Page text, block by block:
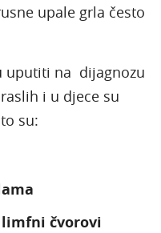
upale grla često
uputiti na dijagnozu
i u djece su
su:
čvorovi